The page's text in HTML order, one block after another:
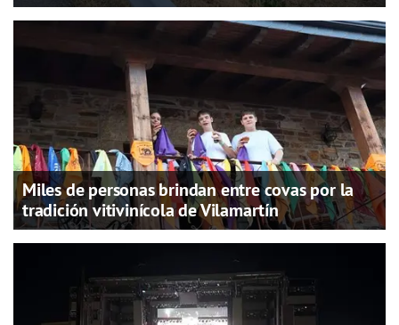
Miles de personas brindan entre covas por la
tradición vitivinícola de Vilamartín